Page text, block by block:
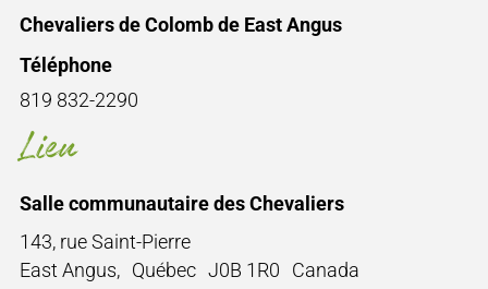
Lieu
Salle communautaire des Chevaliers
143, rue Saint-Pierre
East Angus, Québec J0B 1R0 Canada
Chevaliers de Colomb de East Angus
Téléphone
819 832-2290